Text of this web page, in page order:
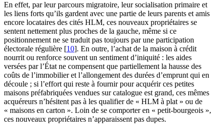
En effet, par leur parcours migratoire, leur socialisation primaire et
les liens forts qu’ils gardent avec une partie de leurs parents et amis
encore locataires des cités HLM, ces nouveaux propriétaires se
sentent nettement plus proches de la gauche, même si ce
positionnement ne se traduit pas toujours par une participation
électorale régulière [10]. En outre, l’achat de la maison à crédit
nourrit ou renforce souvent un sentiment d’iniquité : les aides
versées par l’État ne compensent que partiellement la hausse des
coûts de l’immobilier et l’allongement des durées d’emprunt qui en
découle ; si l’effort qui reste à fournir pour acquérir ces petites
maisons préfabriquées vendues sur catalogue est grand, ces mêmes
acquéreurs n’hésitent pas à les qualifier de « HLM à plat » ou de
« maisons en carton ». Loin de se comporter en « petit-bourgeois »,
ces nouveaux propriétaires n’apparaissent pas dupes.